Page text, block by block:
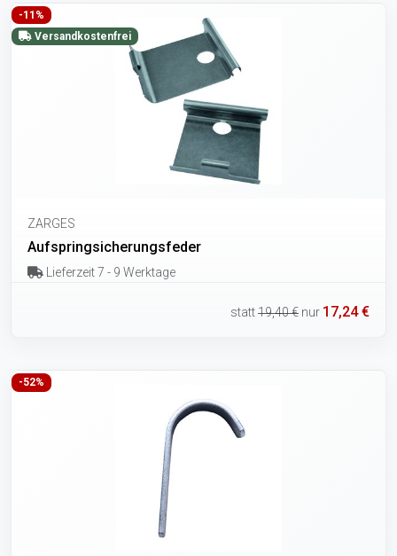
-11%
Versandkostenfrei
ZARGES
Aufspringsicherungsfeder
Lieferzeit 7 - 9 Werktage
statt19,40 € nur 17,24 €
-52%